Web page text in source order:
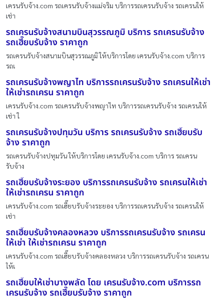
เครนรับจ้าง.com รถเครนรับจ้างแม่จริม บริการรถเครนรับจ้าง รถเครนให้
เช่า
รถเครนรับจ้างสนามบินสุวรรณภูมิ บริการ รถเครนรับจ้าง
รถเฮี๊ยบรับจ้าง ราคาถูก
รถเครนรับจ้างสนามบินสุวรรณภูมิ ให้บริการโดย เครนรับจ้าง.com บริการ
รถเ
รถเครนรับจ้างพญาไท บริการรถเครนรับจ้าง รถเครนให้เช่า
ให้เช่ารถเครน ราคาถูก
เครนรับจ้าง.com รถเครนรับจ้างพญาไท บริการรถเครนรับจ้าง รถเครนให้
เช่า ใ
รถเครนรับจ้างปทุมวัน บริการ รถเครนรับจ้าง รถเฮี๊ยบรับ
จ้าง ราคาถูก
รถเครนรับจ้างปทุมวัน ให้บริการโดย เครนรับจ้าง.com บริการ รถเครน
รับจ้าง
รถเฮี๊ยบรับจ้างระยอง บริการรถเครนรับจ้าง รถเครนให้เช่า
ให้เช่ารถเครน ราคาถูก
เครนรับจ้าง.com รถเฮี๊ยบรับจ้างระยอง บริการรถเครนรับจ้าง รถเครนให้
เช่า
รถเฮี๊ยบรับจ้างคลองหลวง บริการรถเครนรับจ้าง รถเครน
ให้เช่า ให้เช่ารถเครน ราคาถูก
เครนรับจ้าง.com รถเฮี๊ยบรับจ้างคลองหลวง บริการรถเครนรับจ้าง รถเครน
ให้เ
รถเฮี๊ยบให้เช่าบางพลัด โดย เครนรับจ้าง.com บริการรถ
เครนรับจ้าง รถเฮี๊ยบรับจ้าง ราคาถูก